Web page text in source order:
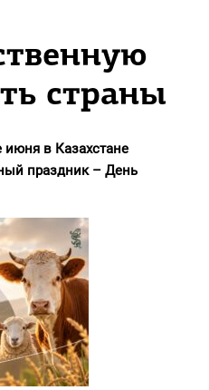
страны
июня в Казахстане
праздник – День